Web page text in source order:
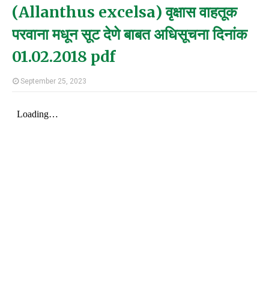
(Allanthus excelsa) वृक्षास वाहतूक
परवाना मधून सूट देणे बाबत अधिसूचना दिनांक
01.02.2018 pdf
September 25, 2023